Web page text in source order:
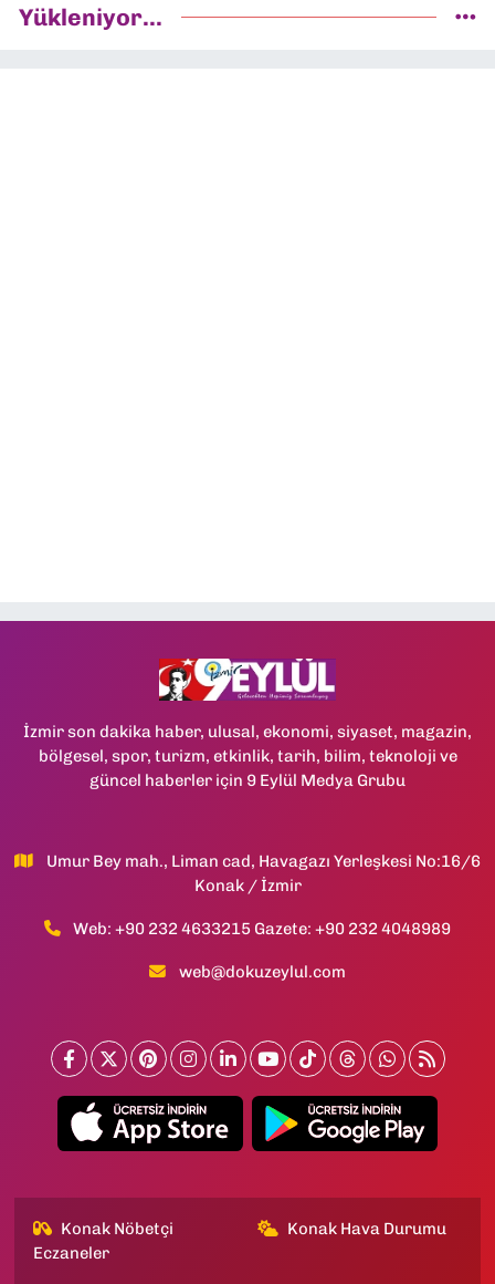
Yükleniyor...
İzmir son dakika haber, ulusal, ekonomi, siyaset, magazin,
bölgesel, spor, turizm, etkinlik, tarih, bilim, teknoloji ve
güncel haberler için 9 Eylül Medya Grubu
Umur Bey mah., Liman cad, Havagazı Yerleşkesi No:16/6
Konak / İzmir
Web: +90 232 4633215 Gazete: +90 232 4048989
web@dokuzeylul.com
Konak Nöbetçi
Eczaneler
Konak Hava Durumu